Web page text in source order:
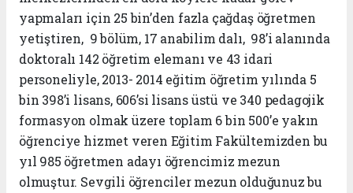
yapmaları için 25 bin’den fazla çağdaş öğretmen
yetiştiren, 9 bölüm, 17 anabilim dalı, 98’i alanında
doktoralı 142 öğretim elemanı ve 43 idari
personeliyle,2013- 2014 eğitim öğretim yılında 5
bin 398’i lisans, 606’si lisans üstü ve 340 pedagojik
formasyon olmak üzere toplam 6 bin 500’e yakın
öğrenciye hizmet veren Eğitim Fakültemizden bu
yıl 985 öğretmen adayı öğrencimiz mezun
olmuştur. Sevgili öğrenciler mezun olduğunuz bu